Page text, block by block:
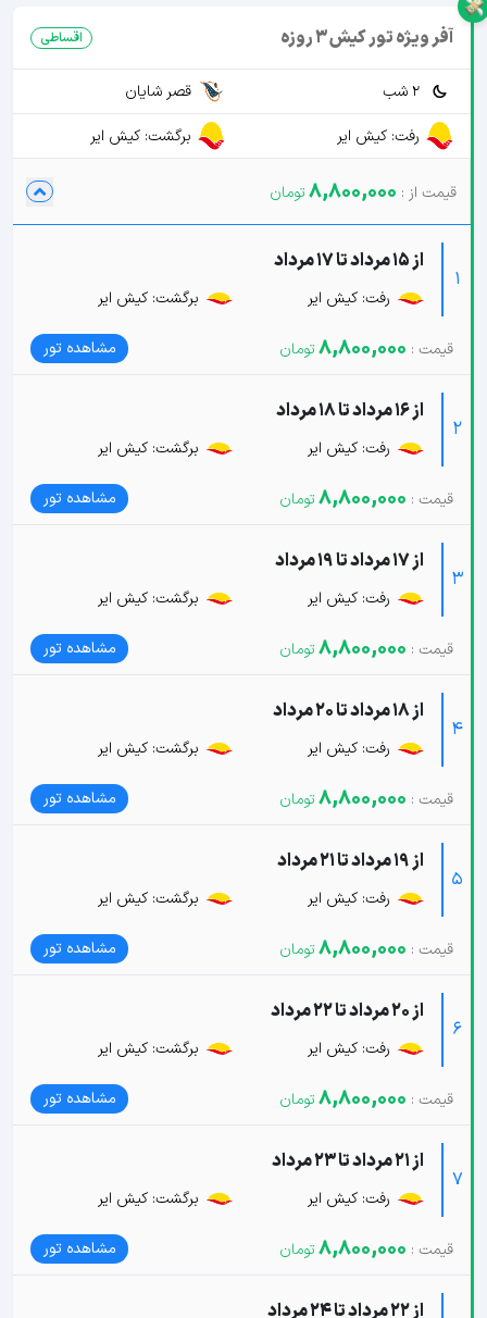
آفر ویژه تور کیش 3 روزه اقساطی
2 شب
قصر شایان
رفت: کیش ایر
برگشت: کیش ایر
8,800,000
1
از 15 مرداد تا 17 مرداد
رفت: کیش ایر برگشت: کیش ایر
8,800,000 مشاهده تور
2
از 16 مرداد تا 18 مرداد
رفت: کیش ایر برگشت: کیش ایر
8,800,000 مشاهده تور
3
از 17 مرداد تا 19 مرداد
رفت: کیش ایر برگشت: کیش ایر
8,800,000 مشاهده تور
4
از 18 مرداد تا 20 مرداد
رفت: کیش ایر برگشت: کیش ایر
8,800,000 مشاهده تور
5
از 19 مرداد تا 21 مرداد
رفت: کیش ایر برگشت: کیش ایر
8,800,000 مشاهده تور
6
از 20 مرداد تا 22 مرداد
رفت: کیش ایر برگشت: کیش ایر
8,800,000 مشاهده تور
7
از 21 مرداد تا 23 مرداد
رفت: کیش ایر برگشت: کیش ایر
8,800,000 مشاهده تور
از 22 مرداد تا 24 مرداد